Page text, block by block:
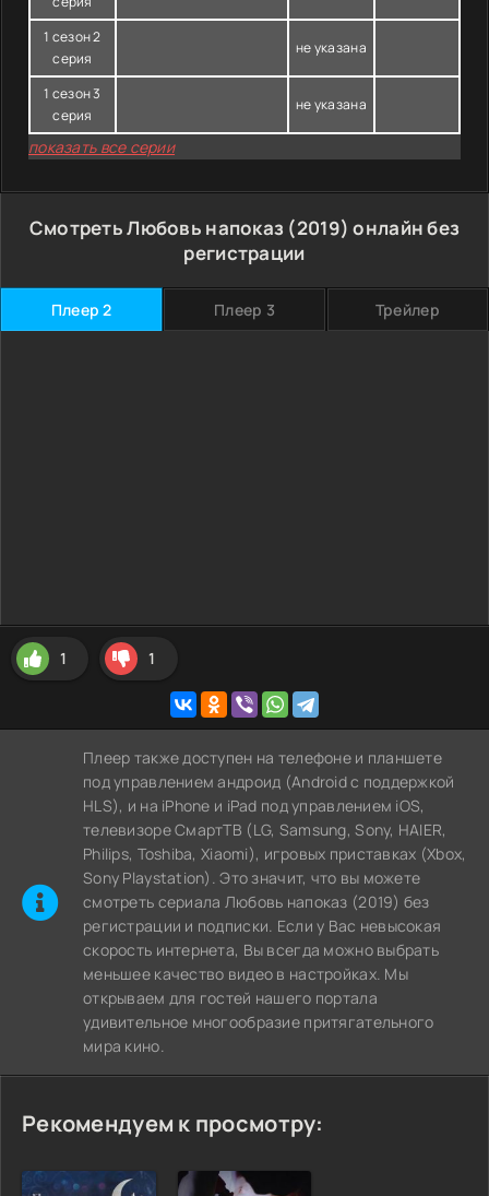
1 сезон 2
серия
не указана
1 сезон 3
серия
не указана
показать все серии
Смотреть Любовь напоказ (2019) онлайн без
регистрации
Плеер 2 Плеер 3 Трейлер
1 1
Плеер также доступен на телефоне и планшете
под управлением андроид (Android с поддержкой
HLS), и на iPhone и iPad под управлением iOS,
телевизоре СмартТВ (LG, Samsung, Sony, HAIER,
Philips, Toshiba, Xiaomi), игровых приставках (Xbox,
Sony Playstation). Это значит, что вы можете
cмотреть сериала Любовь напоказ (2019) без
регистрации и подписки. Если у Вас невысокая
скорость интернета, Вы всегда можно выбрать
меньшее качество видео в настройках. Мы
открываем для гостей нашего портала
удивительное многообразие притягательного
мира кино.
Рекомендуем к просмотру: